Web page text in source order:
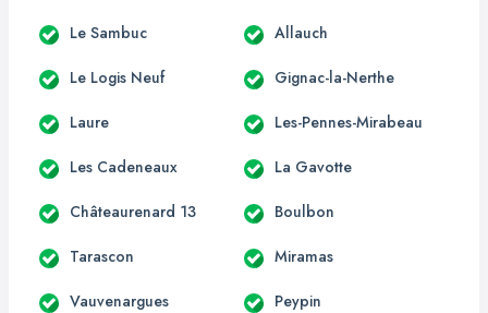
Le Sambuc Allauch
Le Logis Neuf Gignac-la-Nerthe
Laure Les-Pennes-Mirabeau
Les Cadeneaux La Gavotte
Châteaurenard 13 Boulbon
Tarascon Miramas
Vauvenargues Peypin